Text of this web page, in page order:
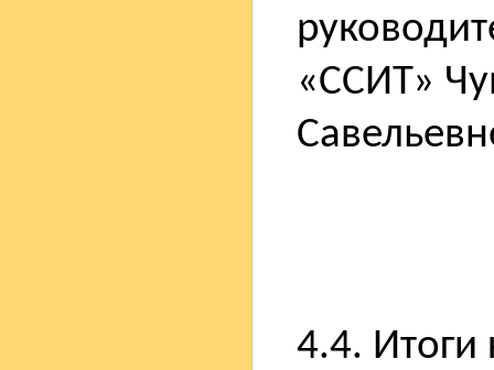
«ССИТ»
4.4. Итоги